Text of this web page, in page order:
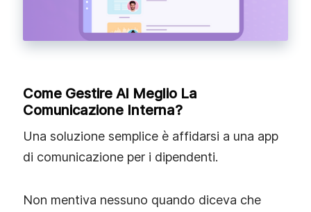
Come Gestire Al Meglio La
Comunicazione Interna?
Una soluzione semplice è affidarsi a una app
di comunicazione per i dipendenti.
Non mentiva nessuno quando diceva che